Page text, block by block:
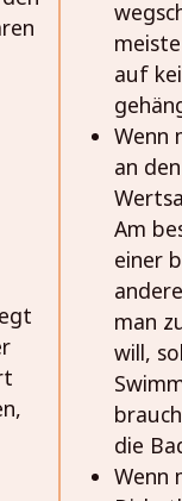
auf
Wenn
an
Am
einer
man
will,
die
Wenn